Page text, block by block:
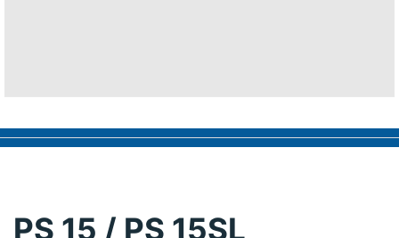
PS 15 / PS 15SL